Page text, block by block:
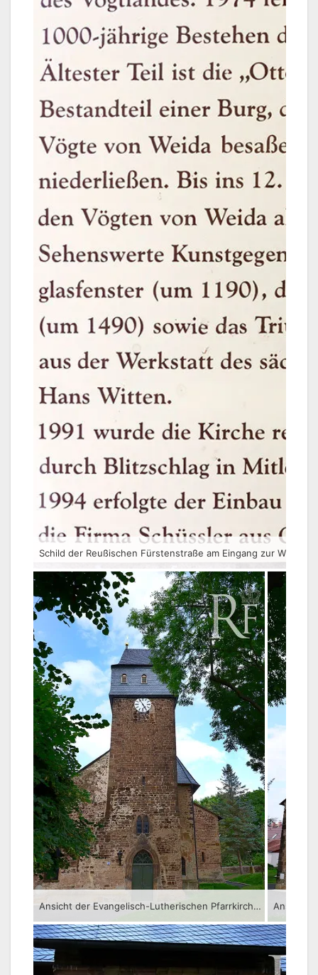
Schild der Reußischen Fürstenstraße am Eingang zur
Ansicht der Evangelisch-Lutherischen Pfarrkirche St. Veit in Wünschendorf/Elster.